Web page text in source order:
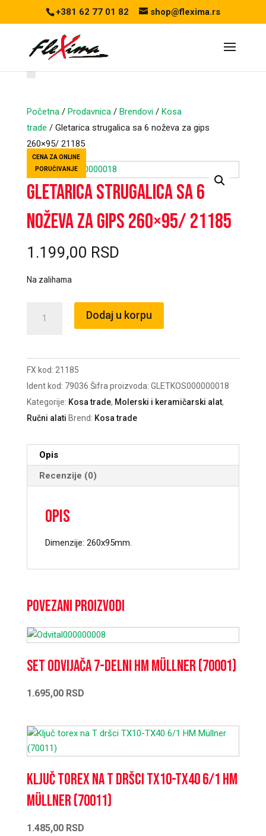
+381 62 77 01 82 shop@flexima.rs
Početna/ Prodavnica/ Brendovi/ Kosa
trade / Gletarica strugalica sa 6 noževa za gips
260×95/ 21185
CENA ZA ONLINE
PORUČIVANJE
Gletarica strugalica sa 6
noževa za gips 260×95/ 21185
1.199,00 RSD
Na zalihama
6
noževa
za
gips
260x95/
količina
Dodaj u korpu
FX kod: 21185
Ident kod: 79036 Šifra proizvoda: GLETKOS000000018
Kategorije: Kosa trade, Molerski i keramičarski alat,
Ručni alati Brend: Kosa trade
Opis
Recenzije (0)
Opis
Dimenzije: 260x95mm.
Povezani proizvodi
Set odvijača 7-delni HM Müllner (70001)
1.695,00 RSD
Ključ torex na T dršci TX10-TX40 6/1 HM
Müllner (70011)
1.485,00 RSD